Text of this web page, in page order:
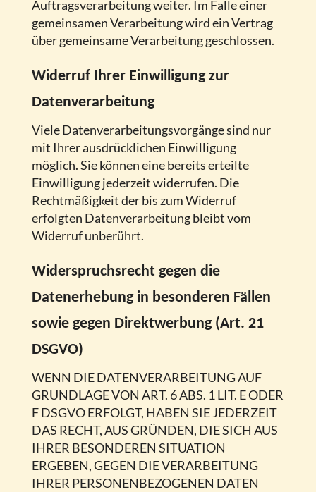
Auftragsverarbeitung weiter. Im Falle einer
gemeinsamen Verarbeitung wird ein Vertrag
über gemeinsame Verarbeitung geschlossen.
Widerruf Ihrer Einwilligung zur
Datenverarbeitung
Viele Datenverarbeitungsvorgänge sind nur
mit Ihrer ausdrücklichen Einwilligung
möglich. Sie können eine bereits erteilte
Einwilligung jederzeit widerrufen. Die
Rechtmäßigkeit der bis zum Widerruf
erfolgten Datenverarbeitung bleibt vom
Widerruf unberührt.
Widerspruchsrecht gegen die
Datenerhebung in besonderen Fällen
sowie gegen Direktwerbung (Art. 21
DSGVO)
WENN DIE DATENVERARBEITUNG AUF
GRUNDLAGE VON ART. 6 ABS. 1 LIT. E ODER
F DSGVO ERFOLGT, HABEN SIE JEDERZEIT
DAS RECHT, AUS GRÜNDEN, DIE SICH AUS
IHRER BESONDEREN SITUATION
ERGEBEN, GEGEN DIE VERARBEITUNG
IHRER PERSONENBEZOGENEN DATEN